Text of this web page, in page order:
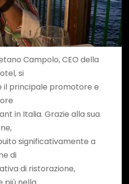
Campolo, CEO della
si
principale promotore e
in Italia. Grazie alla sua
significativamente a
di
di ristorazione,